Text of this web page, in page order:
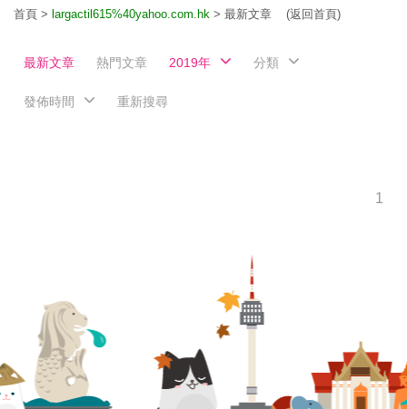
首頁 > largactil615%40yahoo.com.hk > 最新文章 (返回首頁)
最新文章 熱門文章 2019年 分類
發佈時間 重新搜尋
1